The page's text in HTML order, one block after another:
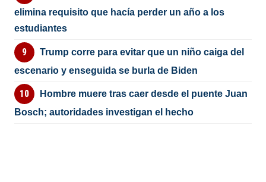
elimina requisito que hacía perder un año a los
estudiantes
Trump corre para evitar que un niño caiga del
escenario y enseguida se burla de Biden
Hombre muere tras caer desde el puente Juan
Bosch; autoridades investigan el hecho